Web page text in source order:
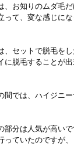
、お知りのムダ毛
って、変な感じにな
、セットで脱毛を
に脱毛することが出
間では、ハイジニ
部分は人気が高い
っていたのですが